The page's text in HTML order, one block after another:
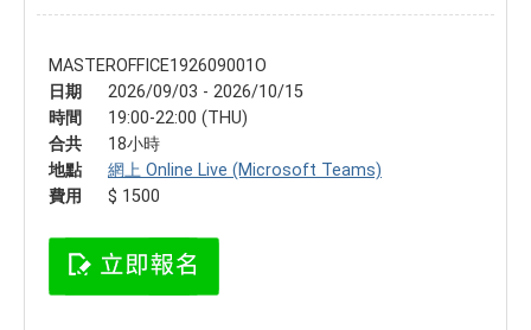
MASTEROFFICE192609001O
日期
2026/09/03 - 2026/10/15
時間
19:00-22:00 (THU)
合共
18小時
地點
網上 Online Live (Microsoft Teams)
費用
$ 1500